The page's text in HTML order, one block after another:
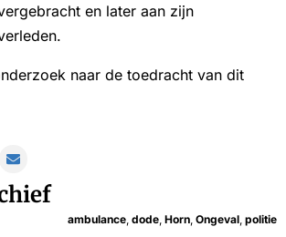
en later aan zijn
naar de toedracht van dit
ambulance dode Horn Ongeval politie